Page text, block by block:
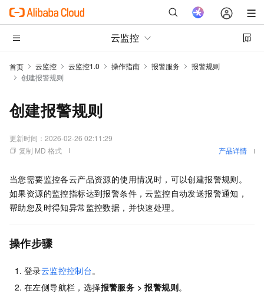
云监控
首页 云监控 云监控1.0 操作指南 报警服务
报警规则
创建报警规则
创建报警规则
更新时间： 2026-02-26 02:11:29
复制 MD 格式
产品详情
当您需要监控各云产品资源的使用情况时，可以创建报警规则。
如果资源的监控指标达到报警条件，云监控自动发送报警通知，
帮助您及时得知异常监控数据，并快速处理。
操作步骤
登录云监控控制台。
在左侧导航栏，选择报警服务 >报警规则。